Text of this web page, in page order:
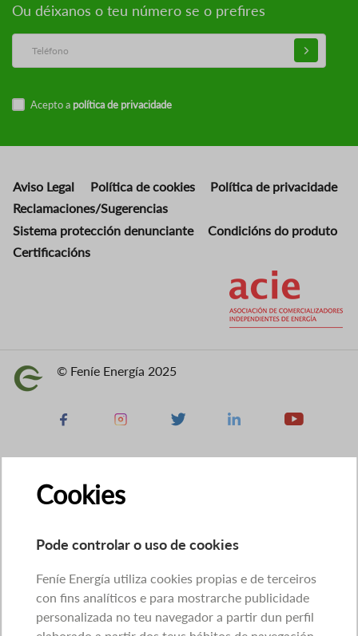
Ou déixanos o teu número se o prefires
Acepto a política de privacidade
Aviso Legal Política de cookies
Política de privacidade
Reclamaciones/Sugerencias
Sistema protección denunciante
Condicións do produto
Certificacións
Imaxe © Feníe Energía 2025
Facebook Instagram X Linkedin Youtube
Cookies
Pode controlar o uso de cookies
Feníe Energía utiliza cookies propias e de terceiros
con fins analíticos e para mostrarche publicidade
personalizada no teu navegador a partir dun perfil